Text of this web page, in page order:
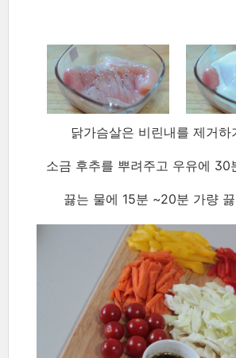
닭가슴살은 비린내를 제거하
소금 후추를 뿌려주고 우유에 30
끓는 물에 15분 ~20분 가량